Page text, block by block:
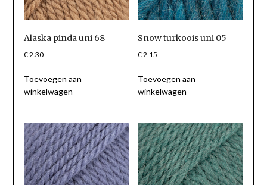
Alaska pinda uni 68
€2.30
Toevoegen aan
winkelwagen
Snow turkoois uni 05
€2.15
Toevoegen aan
winkelwagen